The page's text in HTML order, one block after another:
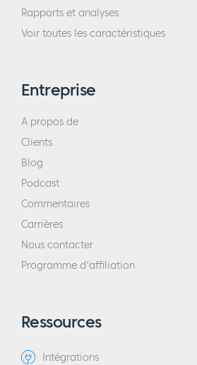
Rapports et analyses
Voir toutes les caractéristiques
Entreprise
A propos de
Clients
Blog
Podcast
Commentaires
Carrières
Nous contacter
Programme d'affiliation
Ressources
Intégrations